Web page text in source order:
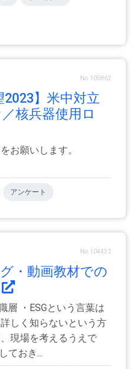
No.105862
2023】米中対立
核兵器使用ロ
お願いします。
アンケート
No.104432
・動画教材での
層 ・ESGという言葉は
しく知らないという方
現場を考えるうえで
ておき...